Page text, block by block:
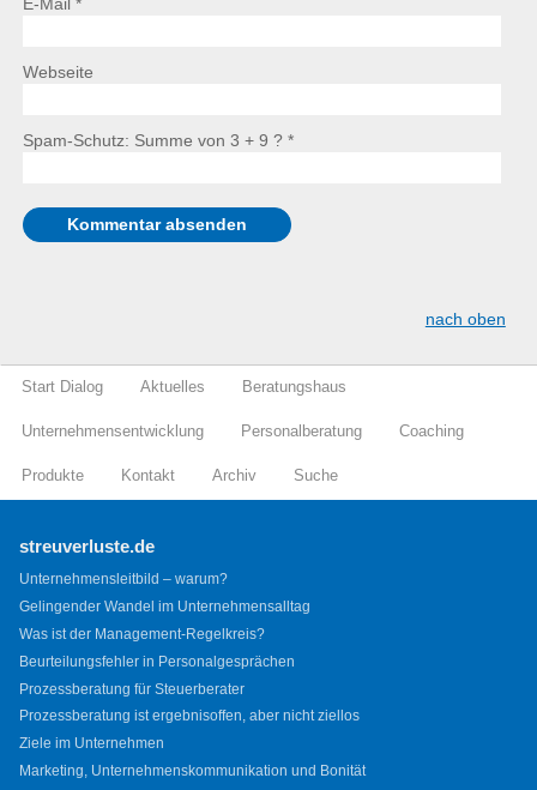
E-Mail *
Webseite
Spam-Schutz: Summe von 3 + 9 ? *
nach oben
Start Dialog Aktuelles Beratungshaus
Unternehmensentwicklung Personalberatung Coaching
Produkte Kontakt Archiv Suche
streuverluste.de
Unternehmensleitbild – warum?
Gelingender Wandel im Unternehmensalltag
Was ist der Management-Regelkreis?
Beurteilungsfehler in Personalgesprächen
Prozessberatung für Steuerberater
Prozessberatung ist ergebnisoffen, aber nicht ziellos
Ziele im Unternehmen
Marketing, Unternehmenskommunikation und Bonität